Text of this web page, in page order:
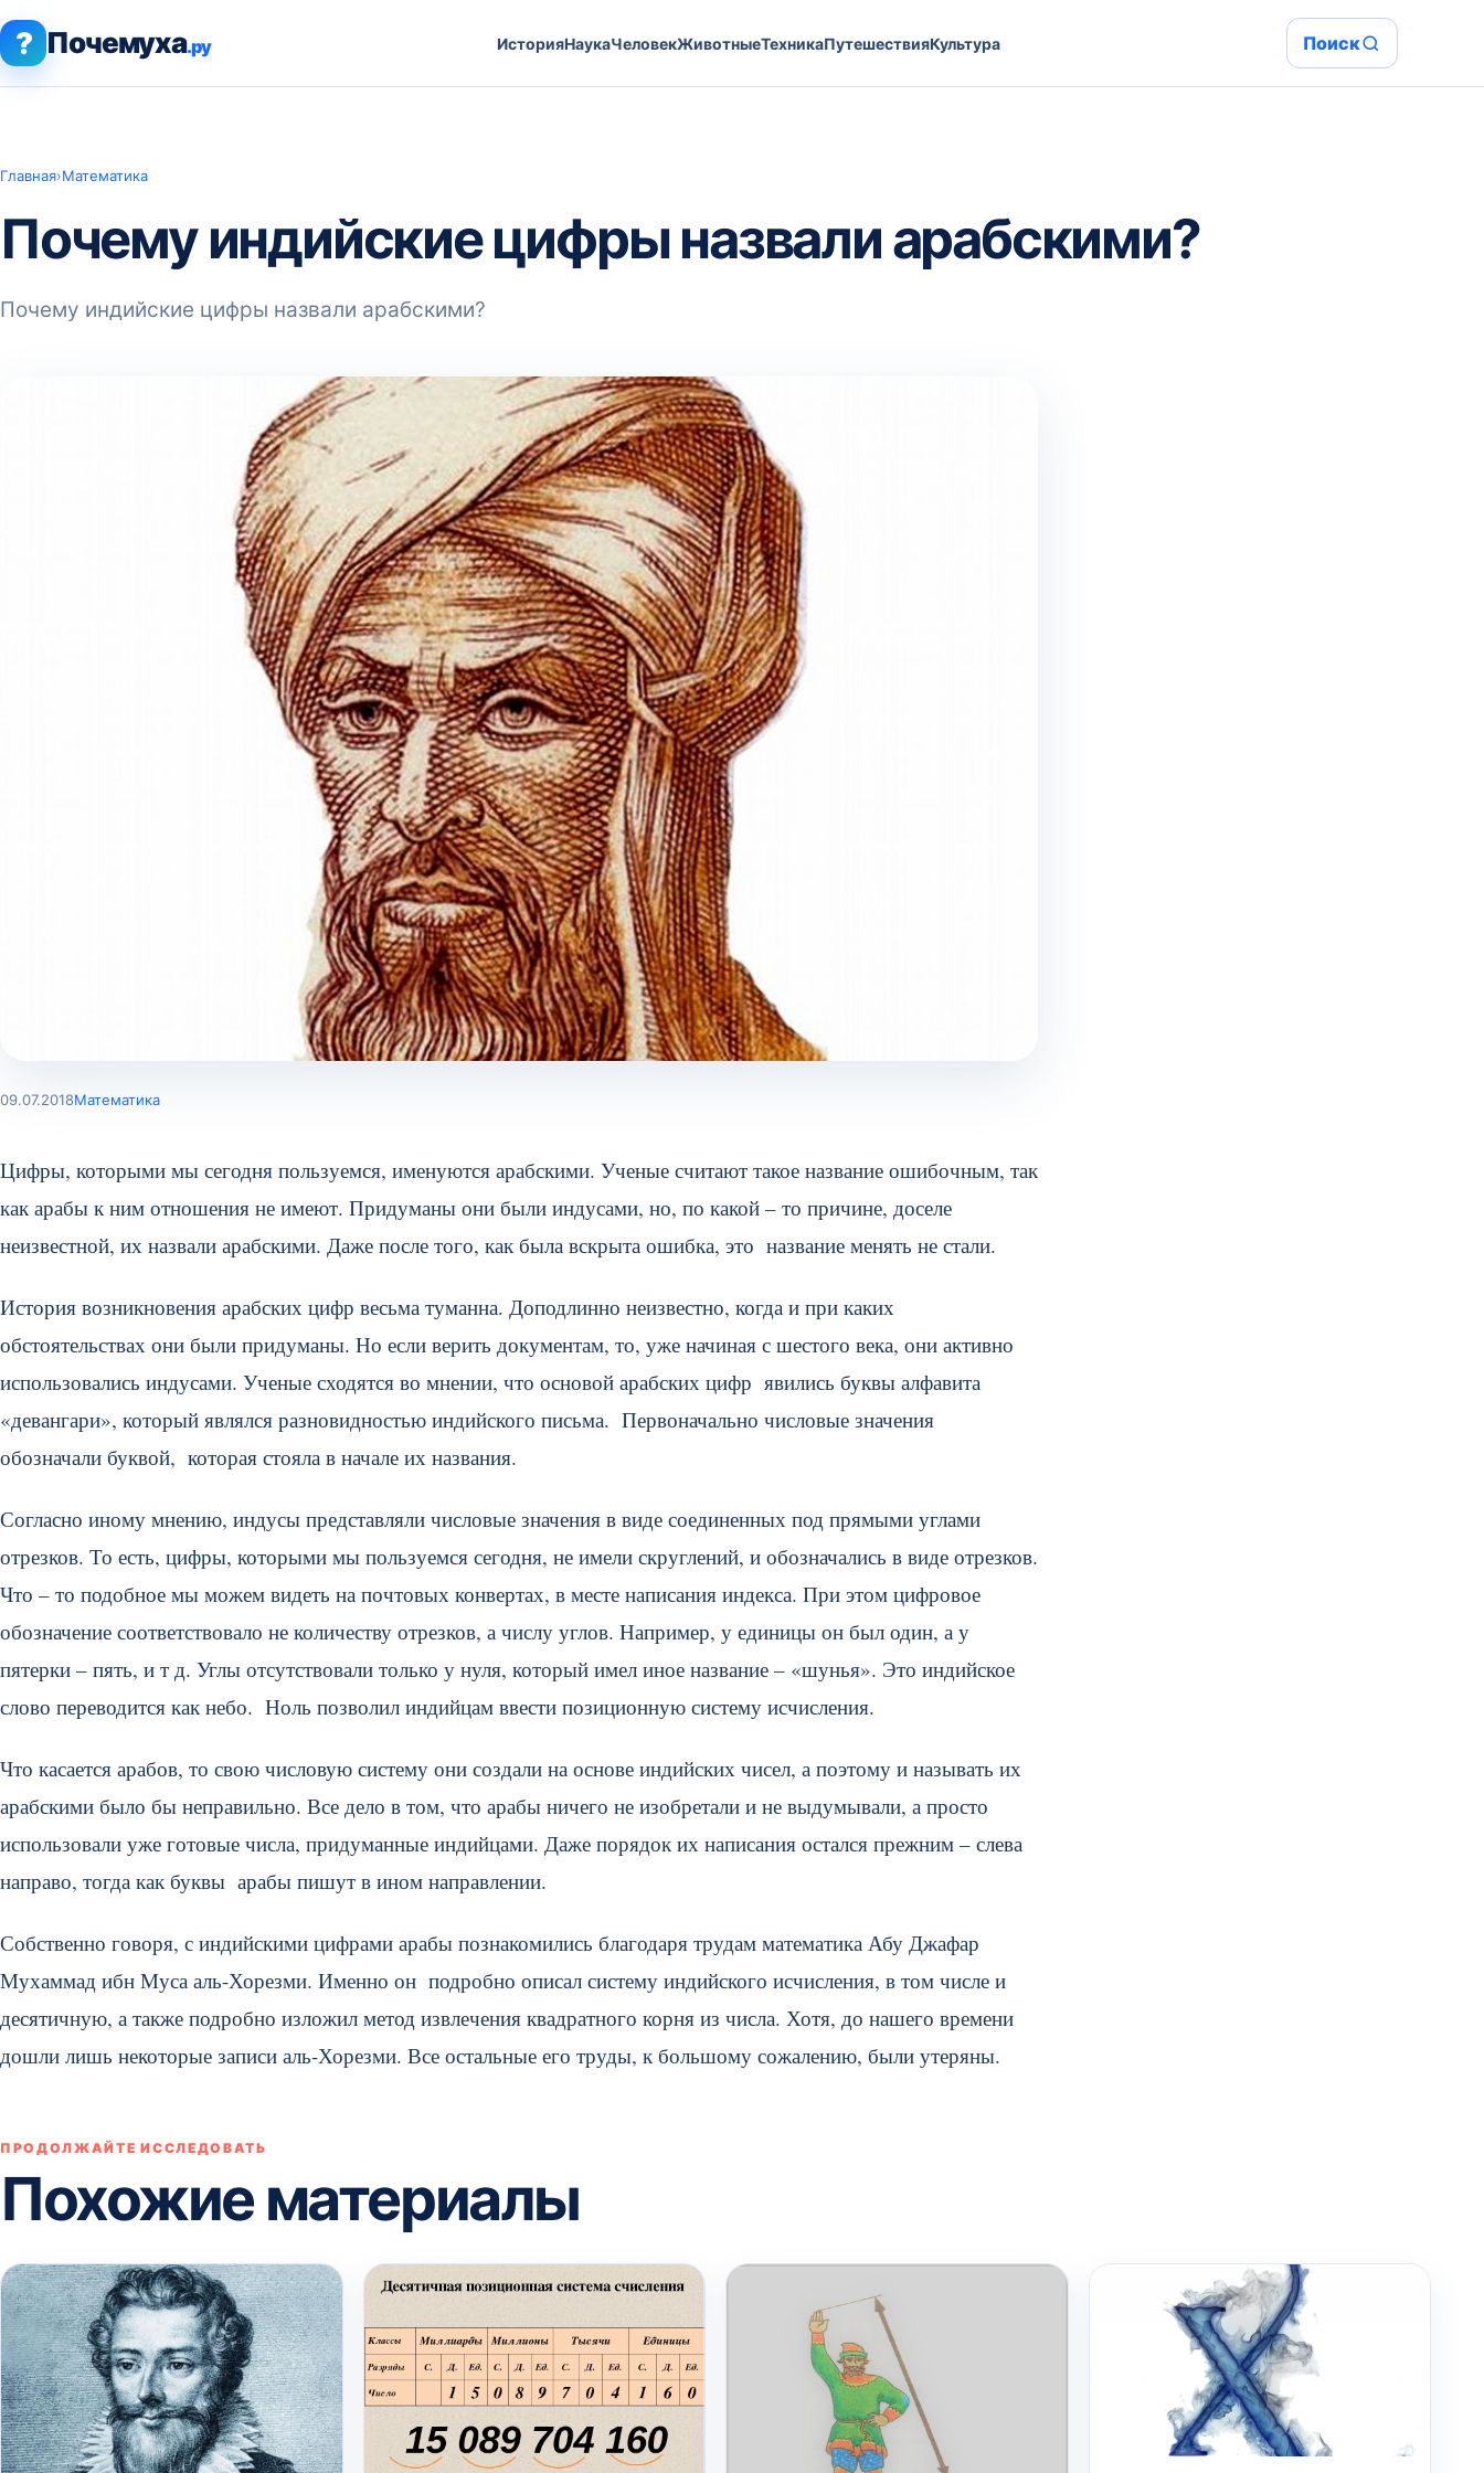
? Почемуха.ру ИсторияНаукаЧеловекЖивотныеТехникаПутешествияКультура Поиск
Главная›Математика
Почему индийские цифры назвали арабскими?
Почему индийские цифры назвали арабскими?
09.07.2018Математика
Цифры, которыми мы сегодня пользуемся, именуются арабскими. Ученые считают такое название ошибочным, так
как арабы к ним отношения не имеют. Придуманы они были индусами, но, по какой – то причине, доселе
неизвестной, их назвали арабскими. Даже после того, как была вскрыта ошибка, это название менять не стали.
История возникновения арабских цифр весьма туманна. Доподлинно неизвестно, когда и при каких
обстоятельствах они были придуманы. Но если верить документам, то, уже начиная с шестого века, они активно
использовались индусами. Ученые сходятся во мнении, что основой арабских цифр явились буквы алфавита
«девангари», который являлся разновидностью индийского письма. Первоначально числовые значения
обозначали буквой, которая стояла в начале их названия.
Согласно иному мнению, индусы представляли числовые значения в виде соединенных под прямыми углами
отрезков. То есть, цифры, которыми мы пользуемся сегодня, не имели скруглений, и обозначались в виде отрезков.
Что – то подобное мы можем видеть на почтовых конвертах, в месте написания индекса. При этом цифровое
обозначение соответствовало не количеству отрезков, а числу углов. Например, у единицы он был один, а у
пятерки – пять, и т д. Углы отсутствовали только у нуля, который имел иное название – «шунья». Это индийское
слово переводится как небо. Ноль позволил индийцам ввести позиционную систему исчисления.
Что касается арабов, то свою числовую систему они создали на основе индийских чисел, а поэтому и называть их
арабскими было бы неправильно. Все дело в том, что арабы ничего не изобретали и не выдумывали, а просто
использовали уже готовые числа, придуманные индийцами. Даже порядок их написания остался прежним – слева
направо, тогда как буквы арабы пишут в ином направлении.
Собственно говоря, с индийскими цифрами арабы познакомились благодаря трудам математика Абу Джафар
Мухаммад ибн Муса аль-Хорезми. Именно он подробно описал систему индийского исчисления, в том числе и
десятичную, а также подробно изложил метод извлечения квадратного корня из числа. Хотя, до нашего времени
дошли лишь некоторые записи аль-Хорезми. Все остальные его труды, к большому сожалению, были утеряны.
ПРОДОЛЖАЙТЕ ИССЛЕДОВАТЬ
Похожие материалы